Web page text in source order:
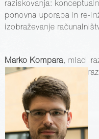
raziskovanja:
ponovna uporaba in re-
izobraževanje
Marko Kompara, mladi